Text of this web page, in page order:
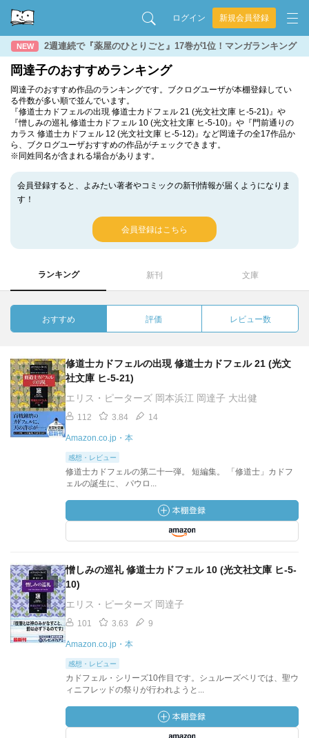
ログイン 新規会員登録
NEW 2週連続で『薬屋のひとりごと』17巻が1位！マンガランキング
岡達子のおすすめランキング
岡達子のおすすめ作品のランキングです。ブクログユーザが本棚登録してい
る件数が多い順で並んでいます。
『修道士カドフェルの出現 修道士カドフェル 21 (光文社文庫 ヒ-5-21)』や
『憎しみの巡礼 修道士カドフェル 10 (光文社文庫 ヒ-5-10)』や『門前通りの
カラス 修道士カドフェル 12 (光文社文庫 ヒ-5-12)』など岡達子の全17作品か
ら、ブクログユーザおすすめの作品がチェックできます。
※同姓同名が含まれる場合があります。
会員登録すると、よみたい著者やコミックの新刊情報が届くようになりま
す！
会員登録はこちら
ランキング 新刊 文庫
おすすめ 評価 レビュー数
修道士カドフェルの出現 修道士カドフェル 21 (光文
社文庫 ヒ-5-21)
エリス・ピーターズ 岡本浜江 岡達子 大出健
112 3.84 14
Amazon.co.jp・本
感想・レビュー
修道士カドフェルの第二十一弾。 短編集。 「修道士」カドフ
ェルの誕生に、 パウロ...
憎しみの巡礼 修道士カドフェル 10 (光文社文庫 ヒ-5-
10)
エリス・ピーターズ 岡達子
101 3.63 9
Amazon.co.jp・本
感想・レビュー
カドフェル・シリーズ10作目です。シュルーズベリでは、聖ウ
ィニフレッドの祭りが行われようと...